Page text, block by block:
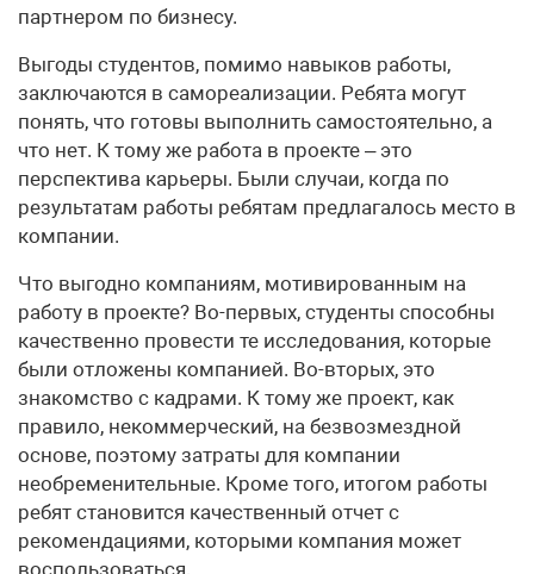
партнером по бизнесу.
Выгоды студентов, помимо навыков работы,
заключаются в самореализации. Ребята могут
понять, что готовы выполнить самостоятельно, а
что нет. К тому же работа в проекте – это
перспектива карьеры. Были случаи, когда по
результатам работы ребятам предлагалось место в
компании.
Что выгодно компаниям, мотивированным на
работу в проекте? Во-первых, студенты способны
качественно провести те исследования, которые
были отложены компанией. Во-вторых, это
знакомство с кадрами. К тому же проект, как
правило, некоммерческий, на безвозмездной
основе, поэтому затраты для компании
необременительные. Кроме того, итогом работы
ребят становится качественный отчет с
рекомендациями, которыми компания может
воспользоваться.